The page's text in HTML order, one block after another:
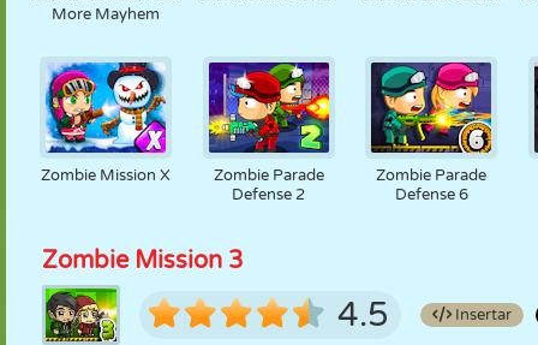
More Mayhem
Zombie Mission X
Zombie Parade
Defense 2
Zombie Parade
Defense 6
Zombie Mission 3
4.5 Insertar